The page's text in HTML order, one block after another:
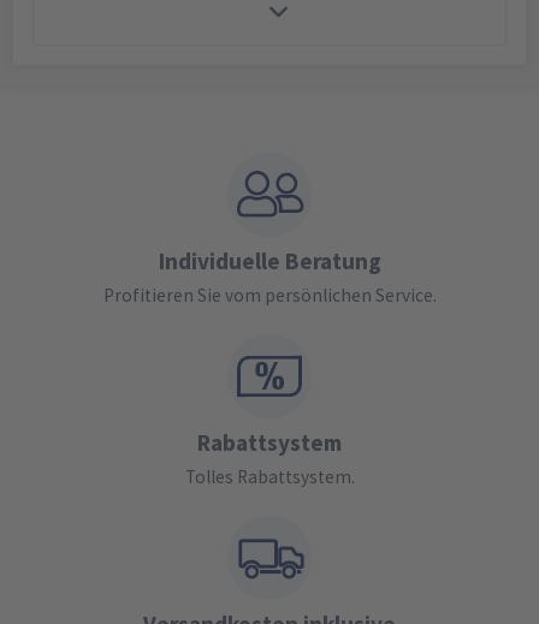
Individuelle Beratung
Profitieren Sie vom persönlichen Service.
Rabattsystem
Tolles Rabattsystem.